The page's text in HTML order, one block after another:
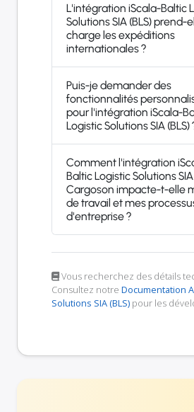
L'intégration iScala-Baltic
Solutions SIA (BLS) prend-
charge les expéditions
internationales ?
Puis-je demander des
fonctionnalités
pour l'intégration iScala-
Logistic Solutions SIA (BLS)
Comment l'intégration
Baltic Logistic Solutions SIA
Cargoson impacte-t-elle
de travail et mes
d'entreprise ?
Vous recherchez des détails
Consultez notre Documentation
Solutions SIA (BLS) pour les